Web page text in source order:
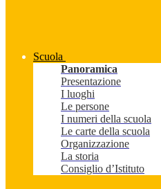
Scuola
Panoramica
Presentazione
I luoghi
Le persone
I numeri della scuola
Le carte della scuola
Organizzazione
La storia
Consiglio d’Istituto